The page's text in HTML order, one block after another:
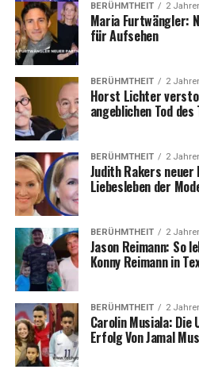
BERÜHMTHEIT 2
Maria Furtwängler:
für Aufsehen
BERÜHMTHEIT 2
Horst Lichter
angeblichen Tod
BERÜHMTHEIT 2
Judith Rakers neuer
Liebesleben der
BERÜHMTHEIT 2
Jason Reimann: So
Konny Reimann in
BERÜHMTHEIT 2
Carolin Musiala:
Erfolg Von Jamal